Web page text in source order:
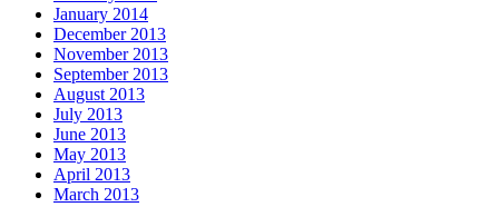
January 2014
December 2013
November 2013
September 2013
August 2013
July 2013
June 2013
May 2013
April 2013
March 2013